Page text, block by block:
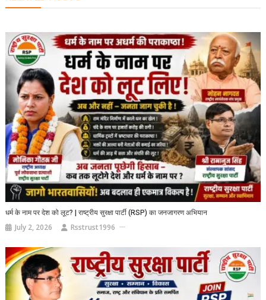
धर्म के नाम पर देश को लूट? | राष्ट्रीय सुरक्षा पार्टी (RSP) का जनजागरण अभियान
July 2, 2026 Rsstrust1996